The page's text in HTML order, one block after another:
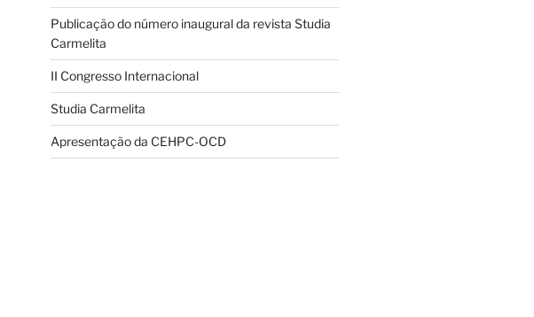
Publicação do número inaugural da revista Studia
Carmelita
II Congresso Internacional
Studia Carmelita
Apresentação da CEHPC-OCD